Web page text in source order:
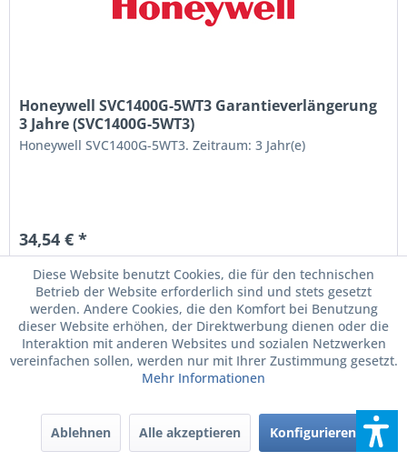
Honeywell SVC1400G-5WT3 Garantieverlängerung
3 Jahre (SVC1400G-5WT3)
Honeywell SVC1400G-5WT3. Zeitraum: 3 Jahr(e)
34,54 € *
zzgl. MwSt.zzgl. Versandkosten
Kann für Sie Auftragsbezogen bestellt werden.
Diese Website benutzt Cookies, die für den technischen
Betrieb der Website erforderlich sind und stets gesetzt
werden. Andere Cookies, die den Komfort bei Benutzung
dieser Website erhöhen, der Direktwerbung dienen oder die
Interaktion mit anderen Websites und sozialen Netzwerken
vereinfachen sollen, werden nur mit Ihrer Zustimmung gesetzt.
Mehr Informationen
Ablehnen Alle akzeptieren Konfigurieren